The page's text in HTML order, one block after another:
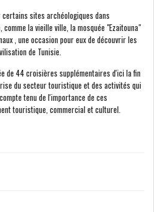
AUPRÈS DES...
sites archéologiques dans
la vieille ville, la mosquée "Ezaitouna"
, une occasion pour eux de découvrir les
de Tunisie.
de 44 croisières supplémentaires d'ici la fin
du secteur touristique et des activités qui
tenu de l'importance de ces
touristique, commercial et culturel.